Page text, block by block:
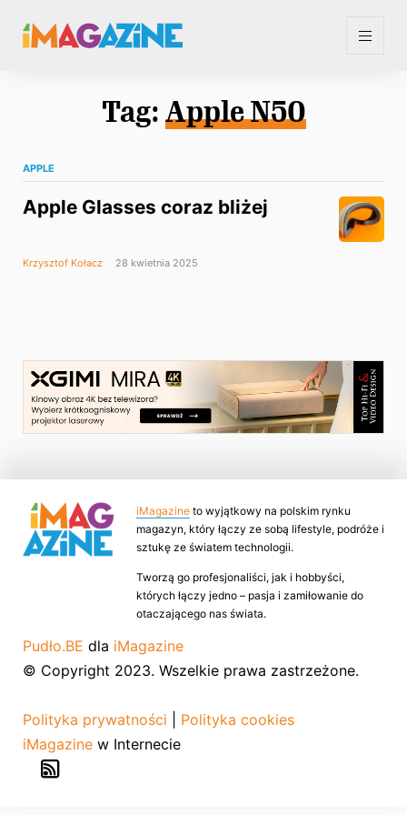
Tag: Apple N50
APPLE
Apple Glasses coraz bliżej
Krzysztof Kołacz 28 kwietnia 2025
iMagazine to wyjątkowy na polskim rynku
magazyn, który łączy ze sobą lifestyle, podróże i
sztukę ze światem technologii.
Tworzą go profesjonaliści, jak i hobbyści,
których łączy jedno – pasja i zamiłowanie do
otaczającego nas świata.
Pudło.BE dla iMagazine
© Copyright 2023. Wszelkie prawa zastrzeżone.
Polityka prywatności
Polityka cookies
iMagazine w Internecie